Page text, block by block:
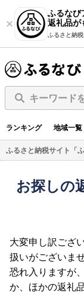
ふるなび
返礼品が
ふるさと納税
キーワード
ランキング 地域一覧
ふるさと納税サイト「ふ
お探しの
大変申し訳ござ
扱いがございませ
恐れ入りますが
か、ほかの返礼